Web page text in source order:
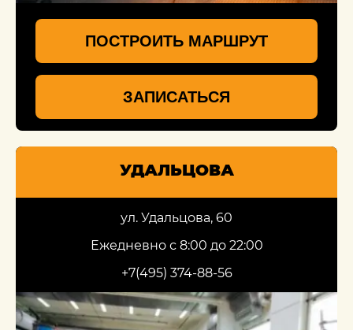
ПОСТРОИТЬ МАРШРУТ
ЗАПИСАТЬСЯ
УДАЛЬЦОВА
ул. Удальцова, 60
Ежедневно с 8:00 до 22:00
+7(495) 374-88-56